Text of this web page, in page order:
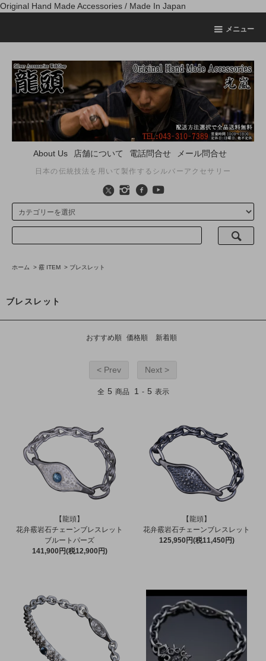
Original Hand Made Accessories / Made In Japan
メニュー
About Us 店舗について 電話問合せ メール問合せ
日本の伝統技法を用いて製作するシルバーアクセサリー
ホーム > 霰 ITEM > ブレスレット
ブレスレット
おすすめ順 価格順 新着順
< Prev Next >
全 5 商品 1 - 5 表示
【龍頭】
花弁霰岩石チェーンブレスレット
ブルートパーズ
141,900円(税12,900円)
【龍頭】
花弁霰岩石チェーンブレスレット
125,950円(税11,450円)